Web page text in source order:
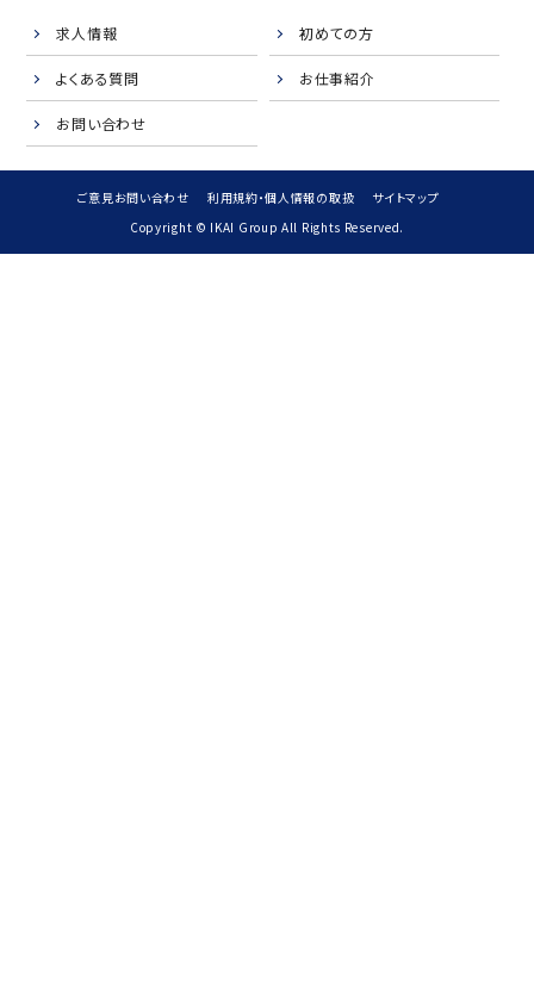
求人情報 初めての方
よくある質問 お仕事紹介
お問い合わせ
ご意見お問い合わせ 利用規約・個人情報の取扱
サイトマップ
Copyright © IKAI Group All Rights Reserved.